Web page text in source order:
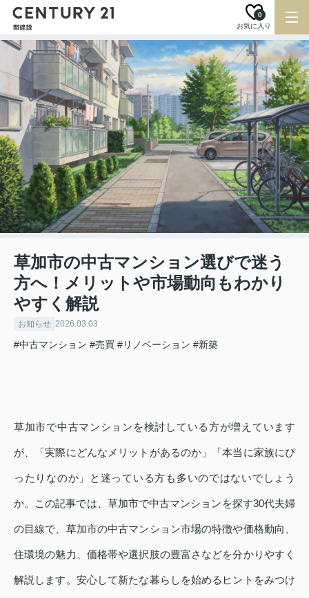
お気に入り
0
草加市の中古マンション選びで迷う
方へ！メリットや市場動向もわかり
やすく解説
お知らせ 2026.03.03
#中古マンション #売買 #リノベーション #新築
草加市で中古マンションを検討している方が増えています
が、「実際にどんなメリットがあるのか」「本当に家族にぴ
ったりなのか」と迷っている方も多いのではないでしょう
か。この記事では、草加市で中古マンションを探す30代夫婦
の目線で、草加市の中古マンション市場の特徴や価格動向、
住環境の魅力、価格帯や選択肢の豊富さなどを分かりやすく
解説します。安心して新たな暮らしを始めるヒントをみつけ